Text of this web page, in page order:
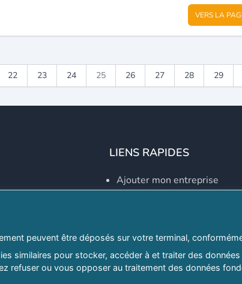
VERS LA
22 23 24 25 26 27 28 29
LIENS RAPIDES
Ajouter mon entreprise
Explorer par secteurs
Explorer par willayas
Le Guide D'Alger, guide-
peuvent être déposés sur votre terminal,
similaires pour stocker, accéder à et traiter des
refuser ou vous opposer au traitement des données